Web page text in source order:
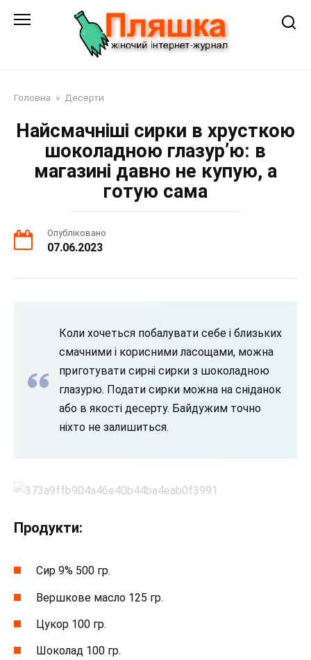
Головна » Десерти
Найсмачніші сирки в хрусткою
шоколадною глазур’ю: в
магазині давно не купую, а
готую сама
Опубліковано
07.06.2023
Коли хочеться побалувати себе і близьких
смачними і корисними ласощами, можна
приготувати сирні сирки з шоколадною
глазурю. Подати сирки можна на сніданок
або в якості десерту. Байдужим точно
ніхто не залишиться.
Продукти:
Сир 9% 500 гр.
Вершкове масло 125 гр.
Цукор 100 гр.
Шоколад 100 гр.